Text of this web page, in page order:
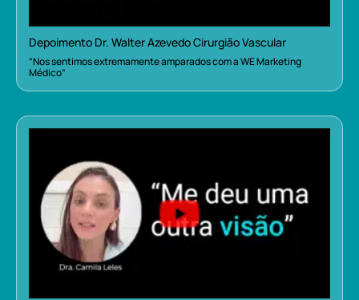
Depoimento Dr. Walter Azevedo Cirurgião Vascular
“Nos sentimos extremamente amparados com a WE Marketing
Médico”